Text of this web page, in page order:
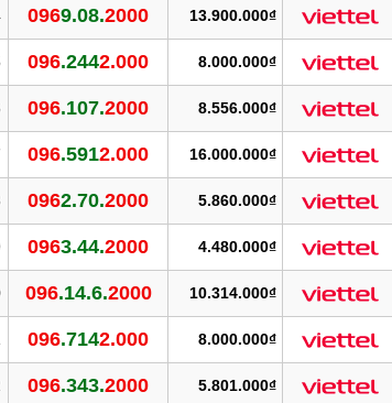
0969.08.2000 13.900.000₫
096.2442.000 8.000.000₫
096.107.2000 8.556.000₫
096.5912.000 16.000.000₫
0962.70.2000 5.860.000₫
0963.44.2000 4.480.000₫
096.14.6.2000 10.314.000₫
096.7142.000 8.000.000₫
096.343.2000 5.801.000₫